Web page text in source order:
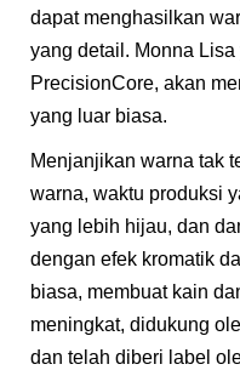
dapat menghasilkan
yang detail. Monna
PrecisionCore, akan
yang luar biasa.
Menjanjikan warna tak
warna, waktu produksi
yang lebih hijau, dan
dengan efek kromatik
biasa, membuat kain
meningkat, didukung
dan telah diberi label